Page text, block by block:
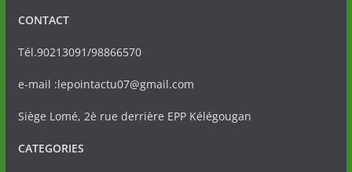
CONTACT
Tél.90213091/98866570
e-mail :lepointactu07@gmail.com
Siège Lomé, 2è rue derrière EPP Kélégougan
CATEGORIES